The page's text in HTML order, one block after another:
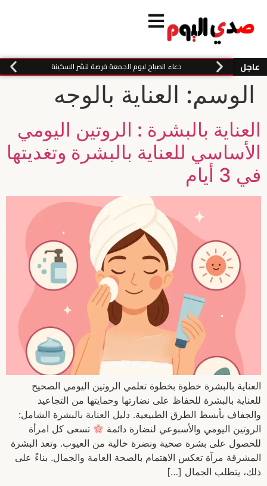
عاجل دعاء الصباح ليوم الجمعة فرصة لنشر السكينة
الوسم: العناية بالوجه
العناية بالبشرة : الروتين اليومي
الأساسي للعناية بالبشرة وتغديتها
في 3 أيام
العناية بالبشرة خطوة بخطوة تعلمي الروتين اليومي الصحيح
للعناية بالبشرة للحفاظ على نضارتها وحمايتها من التجاعيد
والجفاف بأبسط الطرق الطبيعية. دليل العناية بالبشرة الشامل:
الروتين اليومي والأسبوعي لنضارة دائمة
تسعى كل امرأة
للحصول على بشرة صحية ونضرة خالية من العيوب. وتعد البشرة
المشرقة مرآة تعكس الاهتمام بالصحة العامة والجمال. بناءً على
ذلك، يتطلب الجمال […]